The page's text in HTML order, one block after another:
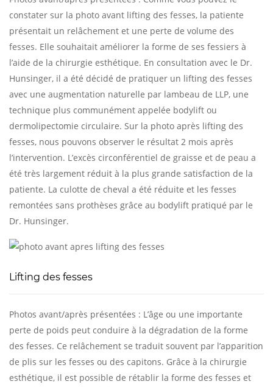
constater sur la photo avant lifting des fesses, la patiente
présentait un relâchement et une perte de volume des
fesses. Elle souhaitait améliorer la forme de ses fessiers à
l’aide de la chirurgie esthétique. En consultation avec le Dr.
Hunsinger, il a été décidé de pratiquer un lifting des fesses
avec une augmentation naturelle par lambeau de LLP, une
technique plus communément appelée bodylift ou
dermolipectomie circulaire. Sur la photo après lifting des
fesses, nous pouvons observer le résultat 2 mois après
l’intervention. L’excès circonférentiel de graisse et de peau a
été très largement réduit à la plus grande satisfaction de la
patiente. La culotte de cheval a été réduite et les fesses
remontées sans prothèses grâce au bodylift pratiqué par le
Dr. Hunsinger.
Lifting des fesses
Photos avant/après présentées : L’âge ou une importante
perte de poids peut conduire à la dégradation de la forme
des fesses. Ce relâchement se traduit souvent par l’apparition
de plis sur les fesses ou des capitons. Grâce à la chirurgie
esthétique, il est possible de rétablir la forme des fesses et